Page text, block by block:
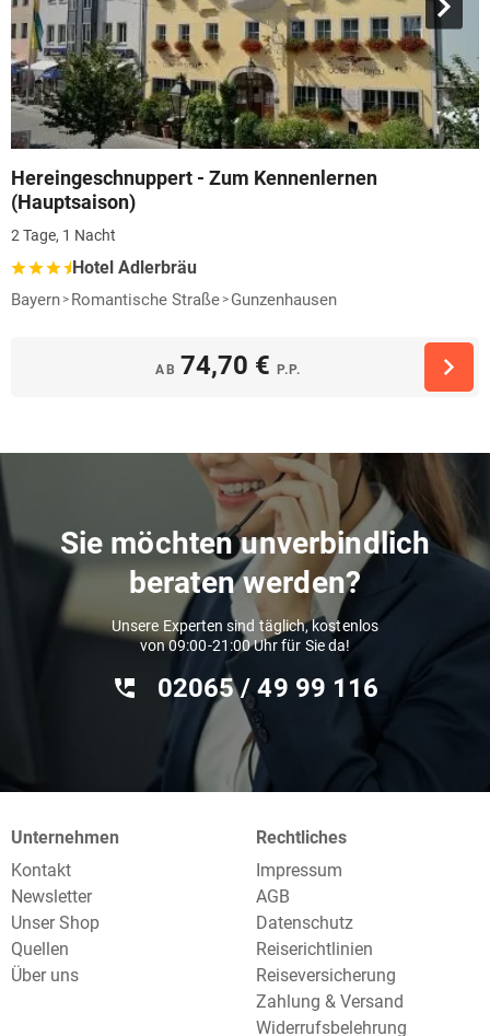
Hereingeschnuppert - Zum Kennenlernen
(Hauptsaison)
2 Tage, 1 Nacht
Hotel Adlerbräu
Bayern Romantische Straße Gunzenhausen
AB 74,70 € P.P.
Sie möchten unverbindlich
beraten werden?
Unsere Experten sind täglich, kostenlos
von 09:00-21:00 Uhr für Sie da!
02065 / 49 ‌99 116
Unternehmen
Kontakt
Newsletter
Unser Shop
Quellen
Über uns
Rechtliches
Impressum
AGB
Datenschutz
Reiserichtlinien
Reiseversicherung
Zahlung & Versand
Widerrufsbelehrung